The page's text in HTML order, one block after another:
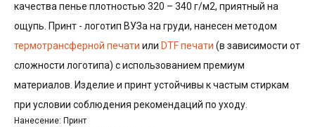
качества пенье плотностью 320 – 340 г/м2, приятный на
ощупь. Принт - логотип ВУЗа на груди, нанесен методом
термотрансферной печати или DTF печати (в зависимости от
сложности логотипа) с использованием премиум
материалов. Изделие и принт устойчивы к частым стиркам
при условии соблюдения рекомендаций по уходу.
Нанесение: Принт